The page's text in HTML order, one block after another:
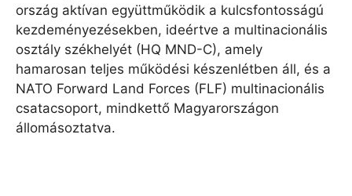
ország aktívan együttműködik a kulcsfontosságú
kezdeményezésekben, ideértve a multinacionális
osztály székhelyét (HQ MND-C), amely
hamarosan teljes működési készenlétben áll, és a
NATO Forward Land Forces (FLF) multinacionális
csatacsoport, mindkettő Magyarországon
állomásoztatva.